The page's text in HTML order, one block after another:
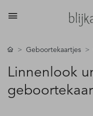
Geboortekaartjes
Linnenlook